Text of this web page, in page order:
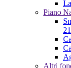
Piano
Altri